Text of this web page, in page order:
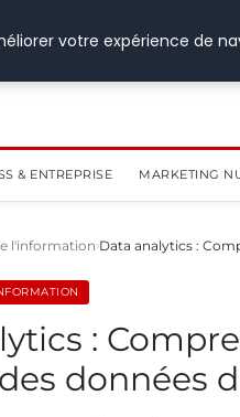
& ENTREPRISE MARKETING
l'information Data analytics :
:
des données
votre expérience de